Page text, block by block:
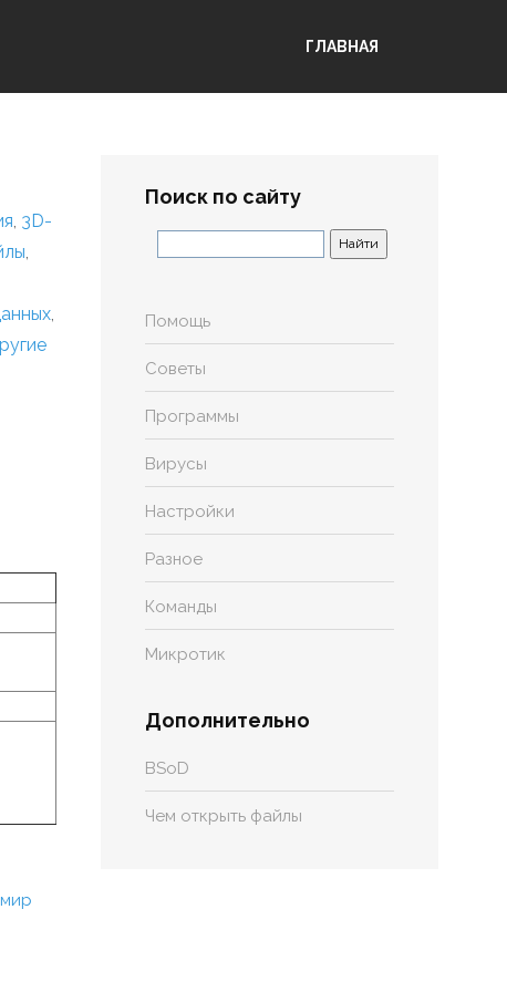
ГЛАВНАЯ
, 3D-
,
,
Поиск по сайту
Помощь
Советы
Программы
Вирусы
Настройки
Разное
Команды
Микротик
Дополнительно
BSoD
Чем открыть файлы